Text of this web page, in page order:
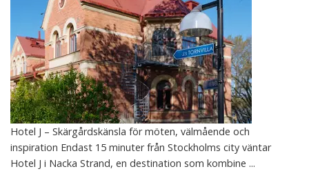
Hotel J – Skärgårdskänsla för möten, välmående och
inspiration Endast 15 minuter från Stockholms city väntar
Hotel J i Nacka Strand, en destination som kombine ...